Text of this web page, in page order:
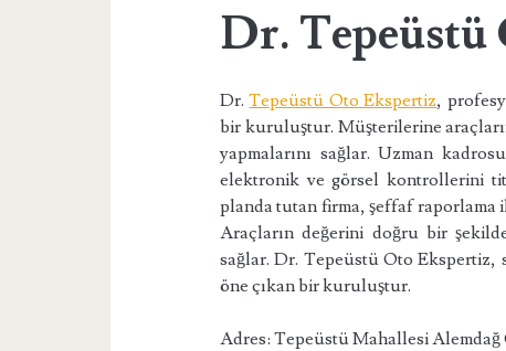
Dr.
Dr.Tepeüstü Oto Ekspertiz,
bir kuruluştur. Müşterilerine
yapmalarını sağlar. Uzman
elektronik ve görsel kontrollerini
planda tutan firma, şeffaf raporlama
Araçların değerini doğru bir
sağlar. Dr. Tepeüstü Oto Ekspertiz,
öne çıkan bir kuruluştur.
Adres: Tepeüstü Mahallesi